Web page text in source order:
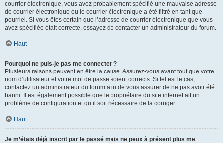
courrier électronique, vous avez probablement spécifié une mauvaise adresse
de courrier électronique ou le courrier électronique a été filtré en tant que
pourriel. Si vous êtes certain que l’adresse de courrier électronique que vous
avez spécifiée était correcte, essayez de contacter un administrateur du forum.
Haut
Pourquoi ne puis-je pas me connecter ?
Plusieurs raisons peuvent en être la cause. Assurez-vous avant tout que votre
nom d’utilisateur et votre mot de passe soient corrects. Si tel est le cas,
contactez un administrateur du forum afin de vous assurer de ne pas avoir été
banni. Il est également possible que le propriétaire du site internet ait un
problème de configuration et qu’il soit nécessaire de la corriger.
Haut
Je m’étais déjà inscrit par le passé mais ne peux à présent plus me